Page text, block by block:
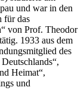
und war in den
für das
von Prof. Theodor
1933 aus dem
des
Heimat“,
und